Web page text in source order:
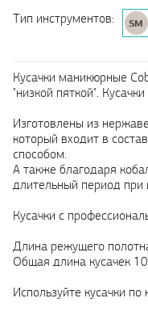
Тип инструментов: SM
Кусачки маникюрные
"низкой пяткой".
Изготовлены из
который входит в
способом.
А также благодаря
длительный период при
Кусачки с
Длина режущего
Общая длина кусачек
Используйте кусачки